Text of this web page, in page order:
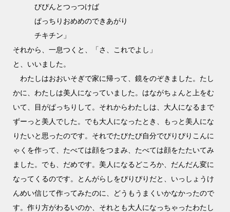
びぴんとつっつけば
ぱっちりおめめのできあがり
チキチン」
それから、一息つくと、「さ、これでよし」
と、いいました。
わたしはおおいそぎで家に帰って、鏡をのぞきました。たし
かに、わたしは美人になっていました。はながちょんと上をむ
いて、目がぱっちりして。それからわたしは、大人になるまで
ずーっと美人でした。でも大人になったとき、もっと美人にな
りたいと思ったのです。それでたびたび自分でぴりぴりこんに
ゃくを作って、たべては顔をつまみ、たべては顔をたたいてみ
ました。でも、だめです。美人になるどころか、だんだん変に
なってくるのです。とんがらしをぴりぴりだと、いっしょうけ
んめい信じて作ってみたのに、どうもうまくいかなかったので
す。作り方がわるいのか、それとも大人になっちゃったわたし